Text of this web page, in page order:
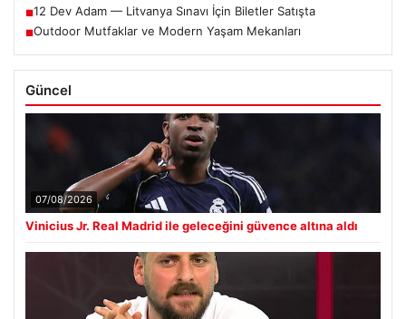
■12 Dev Adam — Litvanya Sınavı İçin Biletler Satışta
■Outdoor Mutfaklar ve Modern Yaşam Mekanları
Güncel
07/08/2026
Vinicius Jr. Real Madrid ile geleceğini güvence altına aldı